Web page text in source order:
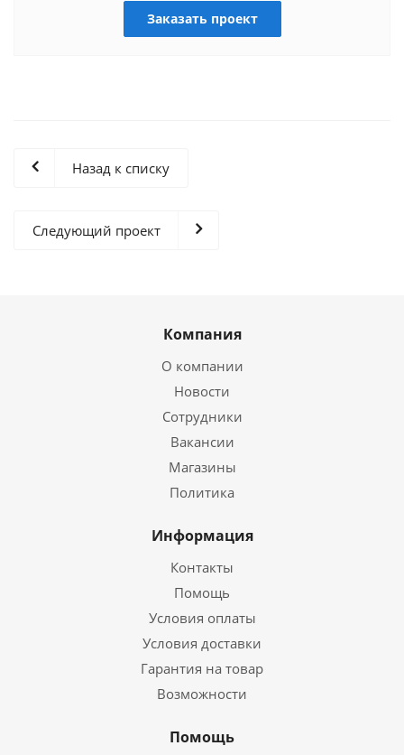
Заказать проект
Назад к списку
Следующий проект
Компания
О компании
Новости
Сотрудники
Вакансии
Магазины
Политика
Информация
Контакты
Помощь
Условия оплаты
Условия доставки
Гарантия на товар
Возможности
Помощь